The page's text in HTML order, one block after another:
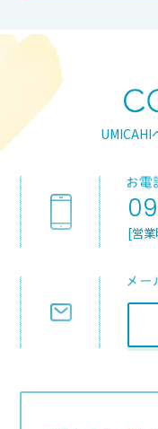
UMICAHI
[営業